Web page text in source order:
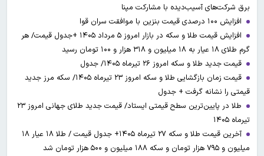
برق شرکت‌های آسیب‌دیده با مشارکت مپنا
افزایش ۱۰۰ درصدی قیمت بنزین با موافقت سران قوا
افزایش قیمت طلا و سکه در بازار امروز ۵ مرداد ۱۴۰۵ +جدول قیمت/ هر
گرم طلای ۱۸ عیار به ۱۸ میلیون و ۳۱۸ هزار و ۱۰۰ تومان رسید
قیمت جدید طلا و سکه امروز ۲۶ تیرماه ۱۴۰۵/ جدول
قیمت زمان بازگشایی طلا و سکه امروز ۲۳ تیرماه ۱۴۰۵/ سکه مرز جدید
قیمتی را نشانه گرفت + جدول
طلا در پایین‌ترین سطح قیمتی ایستاد/ قیمت جدید طلای جهانی امروز ۲۳
تیرماه ۱۴۰۵
آخرین قیمت طلا و سکه ۲۷ تیرماه ۱۴۰۵+ جدول قیمت / طلا ۱۸ عیار ۱۸
میلیون و ۷۹۵ هزار تومان و سکه ۱۸۸ میلیون و ۵۰۰ هزار تومان شد